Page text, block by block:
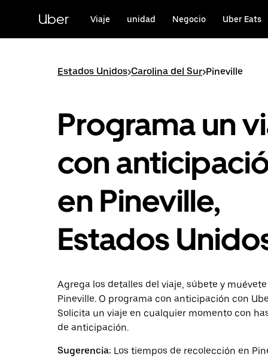
contenido
principal
Uber Viaje unidad Negocio Uber Eats
Estados Unidos>Carolina del Sur>Pineville
Programa un
con
en Pineville,
Estados
Agrega los detalles del viaje, súbete y
Pineville. O programa con anticipación con
Solicita un viaje en cualquier momento con
de anticipación.
Sugerencia: Los tiempos de recolección en